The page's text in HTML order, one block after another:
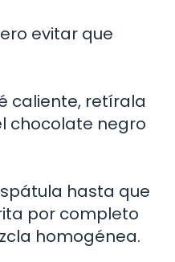
evitar que
caliente, retírala
chocolate negro
hasta que
por completo
homogénea.